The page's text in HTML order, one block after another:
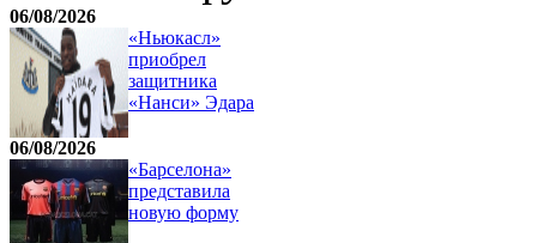
06/08/2026
«Ньюкасл»
приобрел
защитника
«Нанси» Эдара
06/08/2026
«Барселона»
представила
новую форму